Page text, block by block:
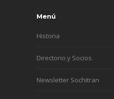
Menú
Historia
Directorio y Socios
Newsletter Sochitran